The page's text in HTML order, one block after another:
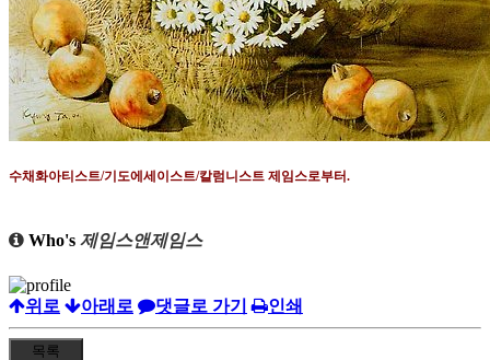
수채화아티스트/기도에세이스트/칼럼니스트 제임스로부터.
Who's 제임스앤제임스
위로 아래로 댓글로 가기 인쇄
목록